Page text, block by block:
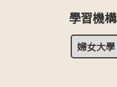
學習機構